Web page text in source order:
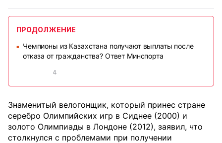
ПРОДОЛЖЕНИЕ
■
Чемпионы из Казахстана получают выплаты после
отказа от гражданства? Ответ Минспорта
4
Знаменитый велогонщик, который принес стране
серебро Олимпийских игр в Сиднее (2000) и
золото Олимпиады в Лондоне (2012), заявил, что
столкнулся с проблемами при получении